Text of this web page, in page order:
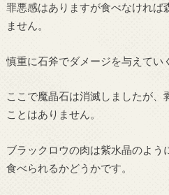
罪悪感はありますが食べなければ
ません。
慎重に石斧でダメージを与えてい
ここで魔晶石は消滅しましたが、
ことはありません。
ブラックロウの肉は紫水晶のよう
食べられるかどうかです。